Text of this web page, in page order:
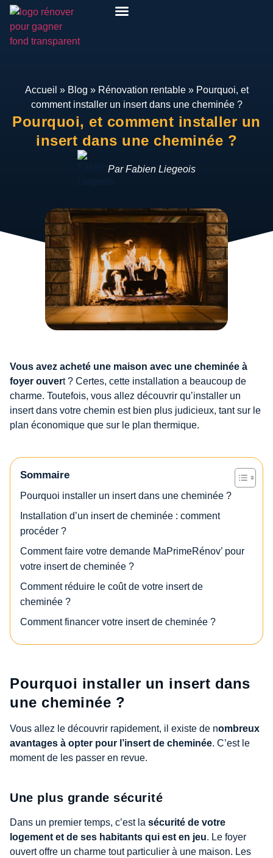
Accueil » Blog » Rénovation rentable» Pourquoi, et
comment installer un insert dans une cheminée ?
Pourquoi, et comment installer un
insert dans une cheminée ?
Par Fabien Liegeois
Vous avez acheté une maison avec une cheminée à
foyer ouvert ? Certes, cette installation a beaucoup de
charme. Toutefois, vous allez découvrir qu’installer un
insert dans votre chemin est bien plus judicieux, tant sur le
plan économique que sur le plan thermique.
Sommaire
Pourquoi installer un insert dans une cheminée ?
Installation d’un insert de cheminée : comment
procéder ?
Comment faire votre demande MaPrimeRénov’ pour
votre insert de cheminée ?
Comment réduire le coût de votre insert de
cheminée ?
Comment financer votre insert de cheminée ?
Pourquoi installer un insert dans
une cheminée ?
Vous allez le découvrir rapidement, il existe de nombreux
avantages à opter pour l’insert de cheminée. C’est le
moment de les passer en revue.
Une plus grande sécurité
Dans un premier temps, c’est la sécurité de votre
logement et de ses habitants qui est en jeu. Le foyer
ouvert offre un charme tout particulier à une maison. Les